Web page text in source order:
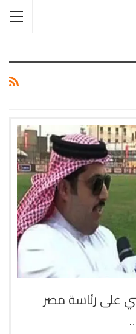
على رئاسة مصر